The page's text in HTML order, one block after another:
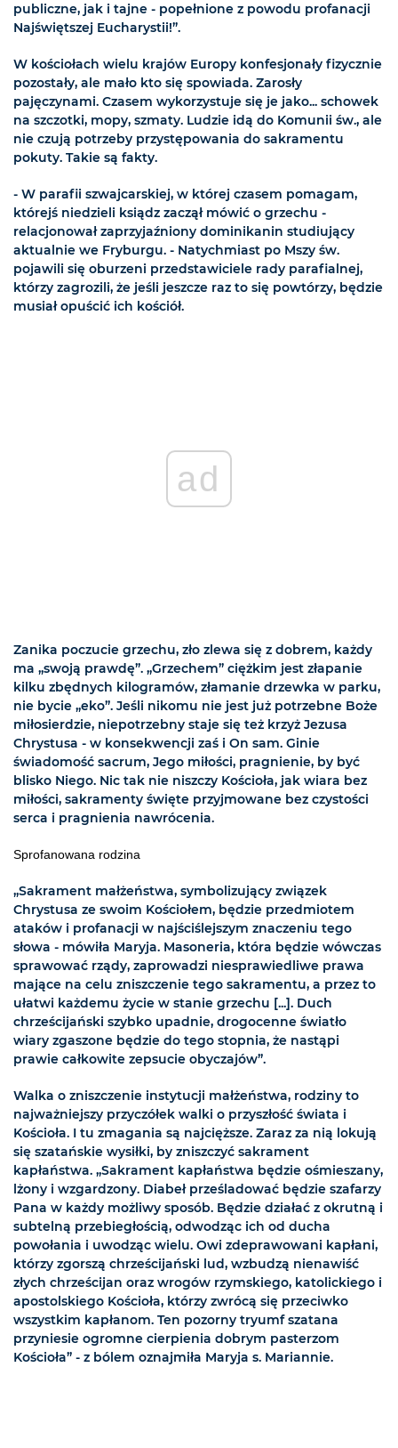
publiczne, jak i tajne - popełnione z powodu profanacji
Najświętszej Eucharystii!”.
W kościołach wielu krajów Europy konfesjonały fizycznie
pozostały, ale mało kto się spowiada. Zarosły
pajęczynami. Czasem wykorzystuje się je jako... schowek
na szczotki, mopy, szmaty. Ludzie idą do Komunii św., ale
nie czują potrzeby przystępowania do sakramentu
pokuty. Takie są fakty.
- W parafii szwajcarskiej, w której czasem pomagam,
którejś niedzieli ksiądz zaczął mówić o grzechu -
relacjonował zaprzyjaźniony dominikanin studiujący
aktualnie we Fryburgu. - Natychmiast po Mszy św.
pojawili się oburzeni przedstawiciele rady parafialnej,
którzy zagrozili, że jeśli jeszcze raz to się powtórzy, będzie
musiał opuścić ich kościół.
ad
Zanika poczucie grzechu, zło zlewa się z dobrem, każdy
ma „swoją prawdę”. „Grzechem” ciężkim jest złapanie
kilku zbędnych kilogramów, złamanie drzewka w parku,
nie bycie „eko”. Jeśli nikomu nie jest już potrzebne Boże
miłosierdzie, niepotrzebny staje się też krzyż Jezusa
Chrystusa - w konsekwencji zaś i On sam. Ginie
świadomość sacrum, Jego miłości, pragnienie, by być
blisko Niego. Nic tak nie niszczy Kościoła, jak wiara bez
miłości, sakramenty święte przyjmowane bez czystości
serca i pragnienia nawrócenia.
Sprofanowana rodzina
„Sakrament małżeństwa, symbolizujący związek
Chrystusa ze swoim Kościołem, będzie przedmiotem
ataków i profanacji w najściślejszym znaczeniu tego
słowa - mówiła Maryja. Masoneria, która będzie wówczas
sprawować rządy, zaprowadzi niesprawiedliwe prawa
mające na celu zniszczenie tego sakramentu, a przez to
ułatwi każdemu życie w stanie grzechu [...]. Duch
chrześcijański szybko upadnie, drogocenne światło
wiary zgaszone będzie do tego stopnia, że nastąpi
prawie całkowite zepsucie obyczajów”.
Walka o zniszczenie instytucji małżeństwa, rodziny to
najważniejszy przyczółek walki o przyszłość świata i
Kościoła. I tu zmagania są najcięższe. Zaraz za nią lokują
się szatańskie wysiłki, by zniszczyć sakrament
kapłaństwa. „Sakrament kapłaństwa będzie ośmieszany,
lżony i wzgardzony. Diabeł prześladować będzie szafarzy
Pana w każdy możliwy sposób. Będzie działać z okrutną i
subtelną przebiegłością, odwodząc ich od ducha
powołania i uwodząc wielu. Owi zdeprawowani kapłani,
którzy zgorszą chrześcijański lud, wzbudzą nienawiść
złych chrześcijan oraz wrogów rzymskiego, katolickiego i
apostolskiego Kościoła, którzy zwrócą się przeciwko
wszystkim kapłanom. Ten pozorny tryumf szatana
przyniesie ogromne cierpienia dobrym pasterzom
Kościoła” - z bólem oznajmiła Maryja s. Mariannie.